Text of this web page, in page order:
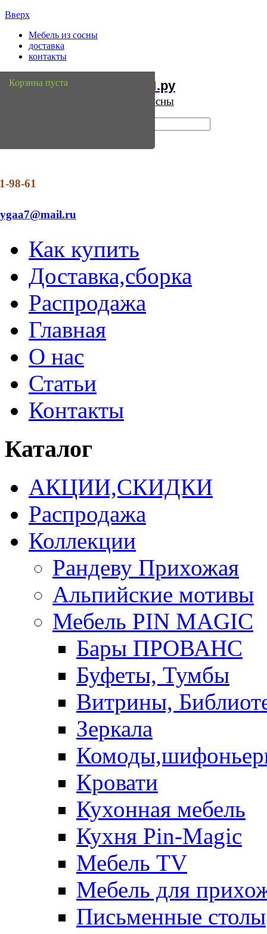
Вверх
Мебель из сосны
доставка
контакты
Мебель Сосны.ру
Интернет магазин мебели из сосны
98-61
Как купить
Доставка,сборка
Распродажа
Главная
О нас
Статьи
Контакты
Корзина пуста
Каталог
АКЦИИ,СКИДКИ
Распродажа
Коллекции
Рандеву Прихожая
Альпийские мотивы
Мебель PIN MAGIС
Бары ПРОВАНС
Буфеты, Тумбы
Витрины,
Зеркала
Кровати
Кухонная мебель
Кухня Pin-Magic
Мебель TV
Мебель для
Письменные столы